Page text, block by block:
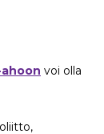
voi olla